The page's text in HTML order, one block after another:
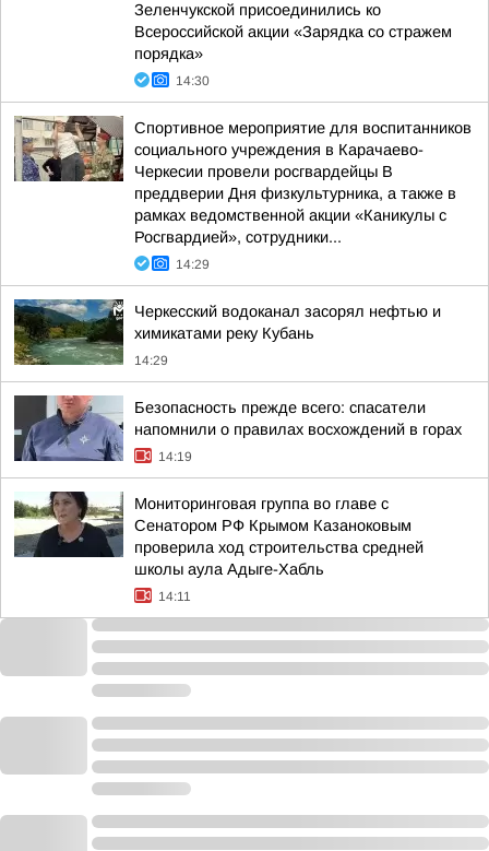
Зеленчукской присоединились ко
Всероссийской акции «Зарядка со стражем
порядка»
14:30
Спортивное мероприятие для воспитанников
социального учреждения в Карачаево-
Черкесии провели росгвардейцы В
преддверии Дня физкультурника, а также в
рамках ведомственной акции «Каникулы с
Росгвардией», сотрудники...
14:29
Черкесский водоканал засорял нефтью и
химикатами реку Кубань
14:29
Безопасность прежде всего: спасатели
напомнили о правилах восхождений в горах
14:19
Мониторинговая группа во главе с
Сенатором РФ Крымом Казаноковым
проверила ход строительства средней
школы аула Адыге-Хабль
14:11